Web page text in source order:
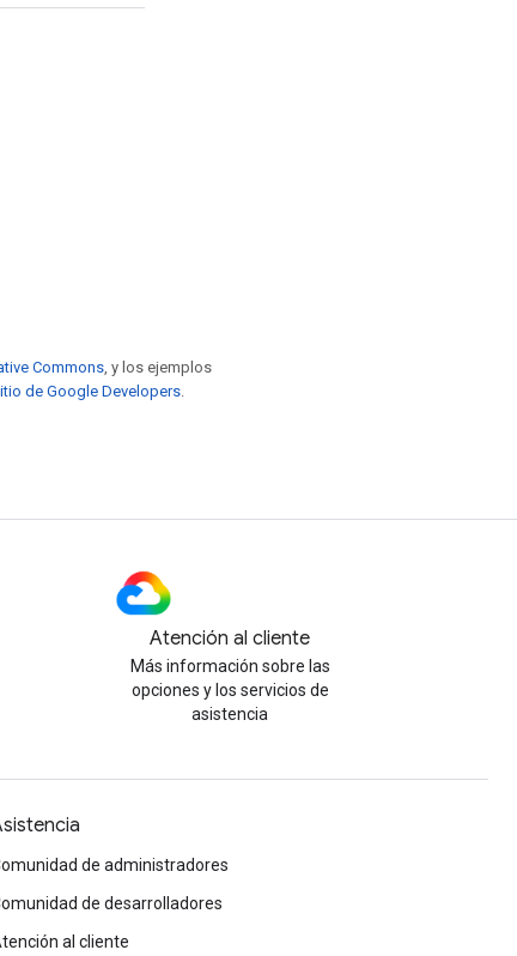
Commons, y los ejemplos
de Google Developers.
Atención al cliente
Más información sobre las
opciones y los servicios de
asistencia
de administradores
de desarrolladores
al cliente